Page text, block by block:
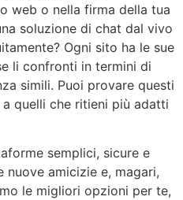
web o nella firma della tua
soluzione di chat dal vivo
Ogni sito ha le sue
li confronti in termini di
simili. Puoi provare questi
quelli che ritieni più adatti
semplici, sicure e
nuove amicizie e, magari,
le migliori opzioni per te,